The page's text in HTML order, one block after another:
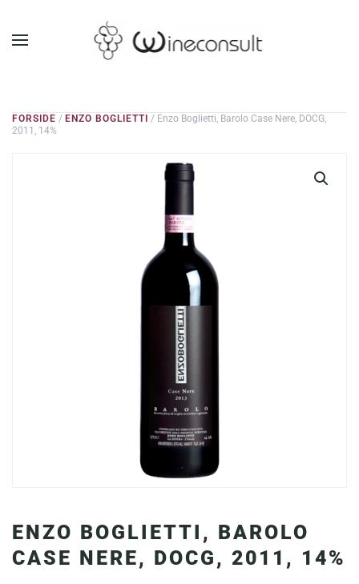
GÅ TIL HOVEDINDHOLD
FORSIDE / ENZO BOGLIETTI / Enzo Boglietti, Barolo Case Nere, DOCG,
2011, 14%
ENZO BOGLIETTI, BAROLO
CASE NERE, DOCG, 2011, 14%